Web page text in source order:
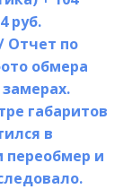
руб.
Отчет по
обмера
габаритов
в
переобмер и